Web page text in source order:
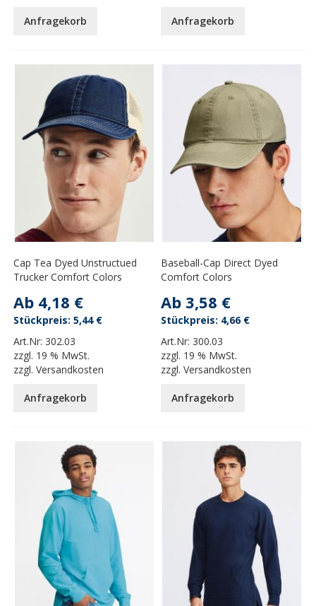
Anfragekorb Anfragekorb
Cap Tea Dyed Unstructued
Trucker Comfort Colors
Ab 4,18 €
Art.Nr: 302.03
zzgl. 19 % MwSt.
zzgl.Versandkosten
5,44 €
Anfragekorb
Baseball-Cap Direct Dyed
Comfort Colors
Ab 3,58 €
Art.Nr: 300.03
zzgl. 19 % MwSt.
zzgl.Versandkosten
4,66 €
Anfragekorb